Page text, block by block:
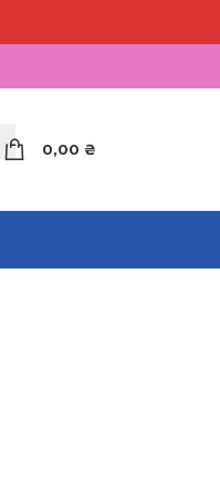
0,00 ₴